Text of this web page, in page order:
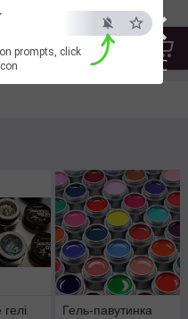
×
ESC
prompts, click
Гель-павутинка